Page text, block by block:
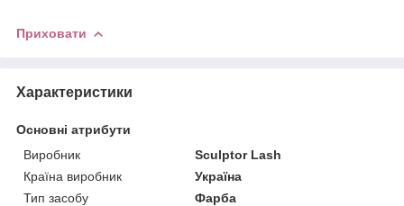
Приховати
Характеристики
Основні атрибути
Виробник
Sculptor Lash
Країна виробник
Україна
Тип засобу
Фарба